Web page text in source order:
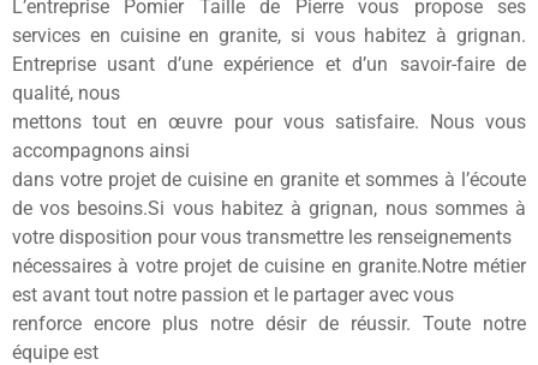
L’entreprise Pomier Taille de Pierre vous propose ses
services en cuisine en granite, si vous habitez à grignan.
Entreprise usant d’une expérience et d’un savoir-faire de
qualité, nous
mettons tout en œuvre pour vous satisfaire. Nous vous
accompagnons ainsi
dans votre projet de cuisine en granite et sommes à l’écoute
de vos besoins.Si vous habitez à grignan, nous sommes à
votre disposition pour vous transmettre les renseignements
nécessaires à votre projet de cuisine en granite.Notre métier
est avant tout notre passion et le partager avec vous
renforce encore plus notre désir de réussir. Toute notre
équipe est